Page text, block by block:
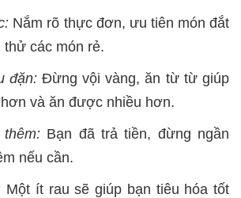
Nắm rõ thực đơn, ưu tiên món đắt
các món rẻ.
đặn: Đừng vội vàng, ăn từ từ giúp
và ăn được nhiều hơn.
Bạn đã trả tiền, đừng ngần
nếu cần.
Một ít rau sẽ giúp bạn tiêu hóa tốt